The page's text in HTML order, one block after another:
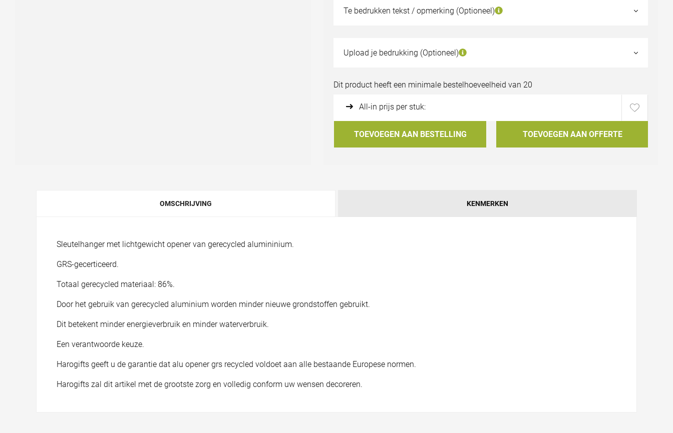
Upload je bedrukking (Optioneel)
Bestand uploaden
Te bedrukken tekst / opmerking (Optioneel)
Dit product heeft een minimale bestelhoeveelheid van 20
All-in prijs per stuk:
TOEVOEGEN AAN BESTELLING TOEVOEGEN AAN OFFERTE
OMSCHRIJVING KENMERKEN
Sleutelhanger met lichtgewicht opener van gerecycled alumininium.
GRS-gecerticeerd.
Totaal gerecycled materiaal: 86%.
Door het gebruik van gerecycled aluminium worden minder nieuwe grondstoffen gebruikt.
Dit betekent minder energieverbruik en minder waterverbruik.
Een verantwoorde keuze.
Harogifts geeft u de garantie dat alu opener grs recycled voldoet aan alle bestaande Europese normen.
Harogifts zal dit artikel met de grootste zorg en volledig conform uw wensen decoreren.